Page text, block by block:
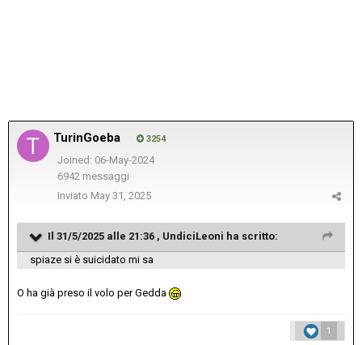
TurinGoeba 3254
Joined: 06-May-2024
6942 messaggi
Inviato May 31, 2025
Il 31/5/2025 alle 21:36 , UndiciLeoni ha scritto:
spiaze si è suicidato mi sa
O ha già preso il volo per Gedda
1